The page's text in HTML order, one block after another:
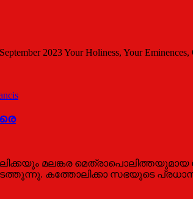
2023 Your Holiness, Your
മലങ്കര
കത്തോലിക്കാ സഭയുടെ